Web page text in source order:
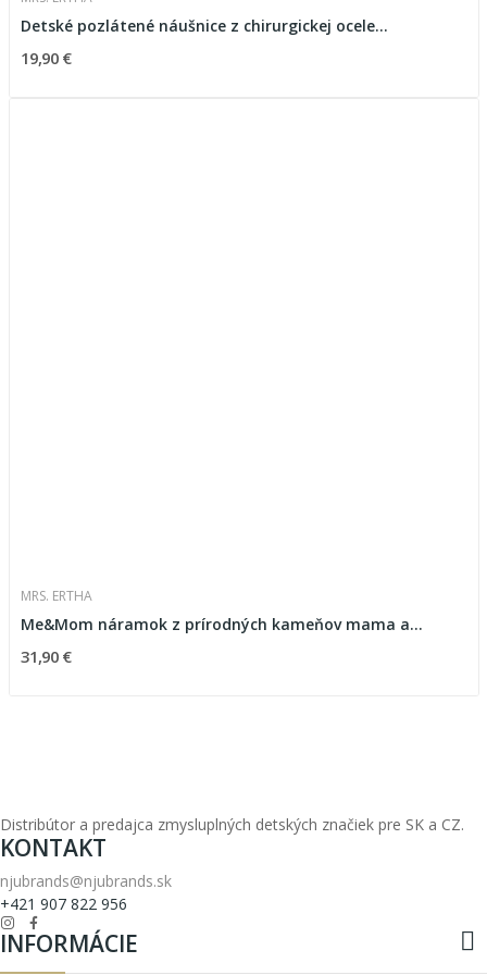
Detské pozlátené náušnice z chirurgickej ocele...
19,90 €
MRS. ERTHA
Me&Mom náramok z prírodných kameňov mama a...
31,90 €
Distribútor a predajca zmysluplných detských značiek pre SK a CZ.
KONTAKT
njubrands@njubrands.sk
+421 907 822 956
INFORMÁCIE 